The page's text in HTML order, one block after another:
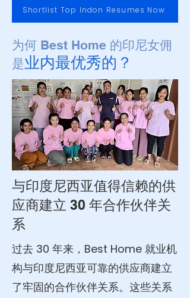
Shortlist Top Indon Resumes Now
为何 Best Home 的印尼女佣
是业内最优秀的 ？
与印度尼西亚值得信赖的供
应商建立 30 年合作伙伴关
系
过去 30 年来，Best Home 就业机
构与印度尼西亚可靠的供应商建立
了牢固的合作伙伴关系。这些关系